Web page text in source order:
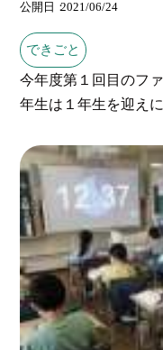
公開日 2021/06/24
できごと
今年度第１回目のフ
年生は１年生を迎え